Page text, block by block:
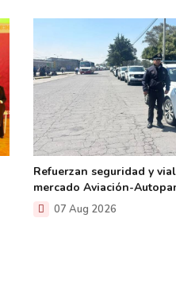
Refuerzan seguridad y
mercado Aviación-
07 Aug 2026